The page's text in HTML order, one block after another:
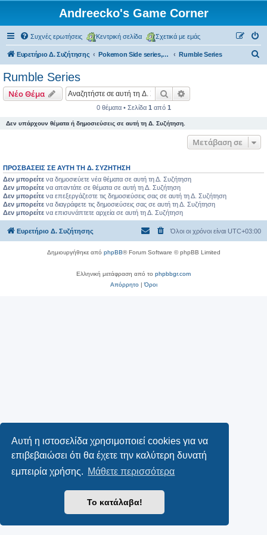
Αυτή η ιστοσελίδα χρησιμοποιεί cookies για να
επιβεβαιώσει ότι θα έχετε την καλύτερη δυνατή
εμπειρία χρήσης. Μάθετε περισσότερα
Το κατάλαβα!
Andreecko's Game Corner
Συχνές ερωτήσεις Κεντρική σελίδα Σχετικά με εμάς
Ευρετήριο Δ. Συζήτησης Pokemon Side series, Spin-offs Rumble Series
Rumble Series
Νέο Θέμα Αναζήτηση
0 θέματα • Σελίδα 1 από 1
Δεν υπάρχουν θέματα ή δημοσιεύσεις σε αυτή τη Δ. Συζήτηση.
Μετάβαση σε
ΠΡΟΣΒΆΣΕΙΣ ΣΕ ΑΥΤΉ ΤΗ Δ. ΣΥΖΉΤΗΣΗ
Δεν μπορείτε να δημοσιεύετε νέα θέματα σε αυτή τη Δ. Συζήτηση
Δεν μπορείτε να απαντάτε σε θέματα σε αυτή τη Δ. Συζήτηση
Δεν μπορείτε να επεξεργάζεστε τις δημοσιεύσεις σας σε αυτή τη Δ. Συζήτηση
Δεν μπορείτε να διαγράφετε τις δημοσιεύσεις σας σε αυτή τη Δ. Συζήτηση
Δεν μπορείτε να επισυνάπτετε αρχεία σε αυτή τη Δ. Συζήτηση
Ευρετήριο Δ. Συζήτησης Όλοι οι χρόνοι είναι UTC+03:00
Δημιουργήθηκε από phpBB® Forum Software © phpBB Limited
Ελληνική μετάφραση από το phpbbgr.com
Απόρρητο|Όροι